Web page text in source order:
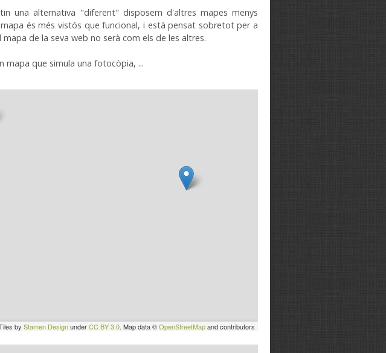
una alternativa "diferent" disposem d'altres mapes menys
mapa és més vistós que funcional, i està pensat sobretot per a
mapa de la seva web no serà com els de les altres.
mapa que simula una fotocòpia, ...
by Stamen DesignunderCC BY 3.0. Map data ©OpenStreetMapand contributors